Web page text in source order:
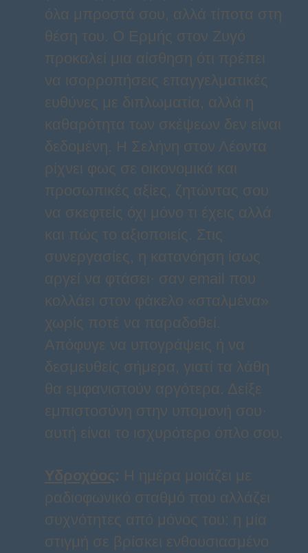
όλα μπροστά σου, αλλά τίποτα στη
θέση του. Ο Ερμής στον Ζυγό
προκαλεί μια αίσθηση ότι πρέπει
να ισορροπήσεις επαγγελματικές
ευθύνες με διπλωματία, αλλά η
καθαρότητα των σκέψεων δεν είναι
δεδομένη. Η Σελήνη στον Λέοντα
ρίχνει φως σε οικονομικά και
προσωπικές αξίες, ζητώντας σου
να σκεφτείς όχι μόνο τι έχεις αλλά
και πώς το αξιοποιείς. Στις
συνεργασίες, η κατανόηση ίσως
αργεί να φτάσει· σαν email που
κολλάει στον φάκελο «σταλμένα»
χωρίς ποτέ να παραδοθεί.
Απόφυγε να υπογράψεις ή να
δεσμευθείς σήμερα, γιατί τα λάθη
θα εμφανιστούν αργότερα. Δείξε
εμπιστοσύνη στην υπομονή σου·
αυτή είναι το ισχυρότερο όπλο σου.
Υδροχόος: Η ημέρα μοιάζει με
ραδιοφωνικό σταθμό που αλλάζει
συχνότητες από μόνος του: η μία
στιγμή σε βρίσκει ενθουσιασμένο